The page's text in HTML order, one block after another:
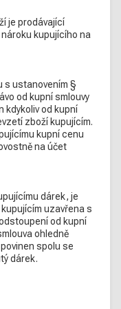
je prodávající
kupujícího na
s ustanovením §
od kupní smlouvy
kdykoliv od kupní
zboží kupujícím.
kupní cenu
na účet
dárek, je
uzavřena s
od kupní
ohledně
spolu se
dárek.